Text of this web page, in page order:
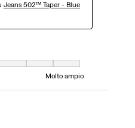
Jeans 502™ Taper - Blue
a Molto aderente e 7 è uguale a Molto
Molto ampio